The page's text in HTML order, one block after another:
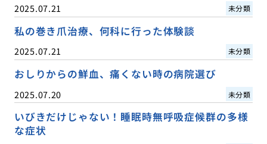
2025.07.21 未分類
私の巻き爪治療、何科に行った体験談
2025.07.21 未分類
おしりからの鮮血、痛くない時の病院選び
2025.07.20 未分類
いびきだけじゃない！睡眠時無呼吸症候群の多様
な症状